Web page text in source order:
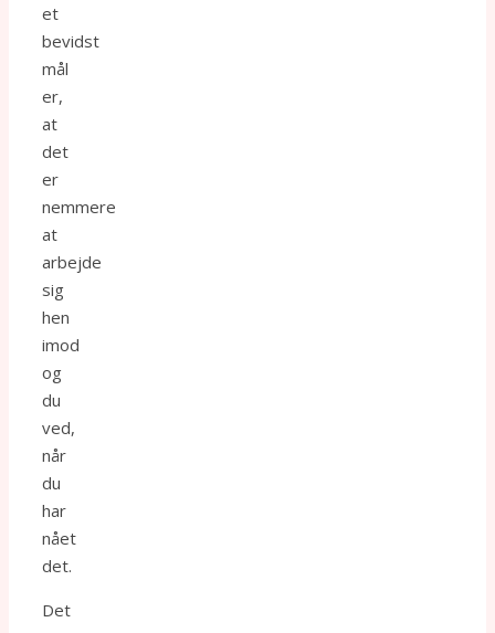
et
bevidst
mål
er,
at
det
er
nemmere
at
arbejde
sig
hen
imod
og
du
ved,
når
du
har
nået
det.
Det